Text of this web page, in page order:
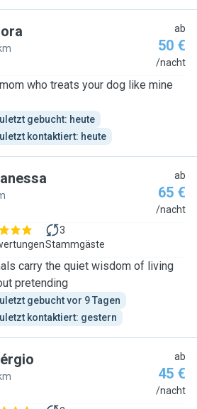
ab
50 €
/nacht
who treats your dog like mine
gebucht: heute
kontaktiert: heute
ab
65 €
/nacht
3
Stammgäste
carry the quiet wisdom of living
pretending
gebucht vor 9 Tagen
kontaktiert: gestern
ab
45 €
/nacht